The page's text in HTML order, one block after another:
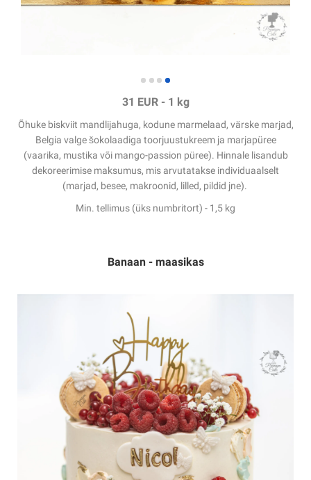
31 EUR - 1 kg
Õhuke biskviit mandlijahuga, kodune marmelaad, värske marjad,
Belgia valge šokolaadiga toorjuustukreem ja marjapüree
(vaarika, mustika või mango-passion püree). Hinnale lisandub
dekoreerimise maksumus, mis arvutatakse individuaalselt
(marjad, besee, makroonid, lilled, pildid jne).
Min. tellimus (üks numbritort) - 1,5 kg
Banaan - maasikas